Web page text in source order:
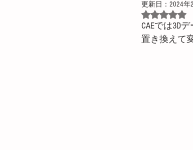
ガス焼け プレッ
更新日： 2024年
5つ星の
CAEでは3D
置き換えて